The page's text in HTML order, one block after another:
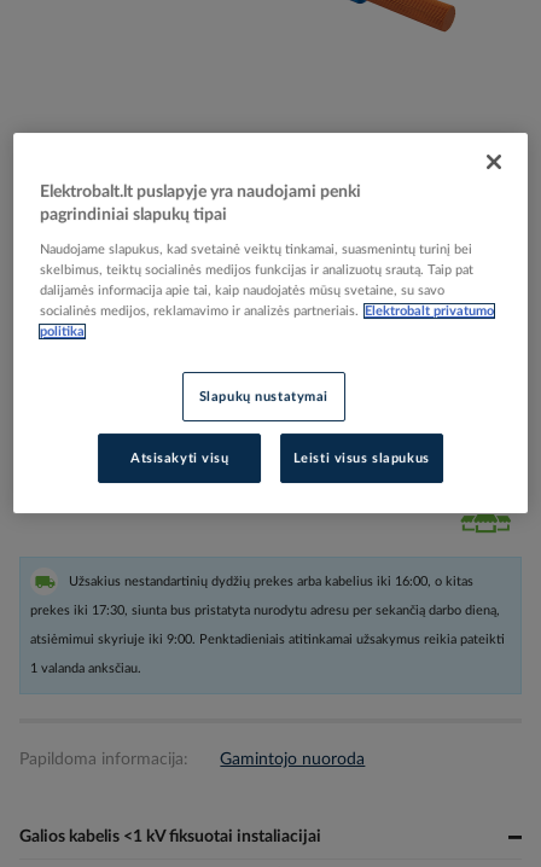
the
beginning
the
images
gallery
Laidas H07V-K 2.5mm2 450/750V mėlynas
RAL5015 Eca klasė [Ritė po 100m] - ELMAT
Elektrobalt prekės kodas
505449
Gamintojo prekės kodas
Įtraukti į palyginimą
Užsakius nestandartinių dydžių prekes arba kabelius iki 16:00, o kitas
prekes iki 17:30, siunta bus pristatyta nurodytu adresu per sekančią darbo dieną,
atsiėmimui skyriuje iki 9:00. Penktadieniais atitinkamai užsakymus reikia pateikti
1 valanda anksčiau.
Papildoma informacija: Gamintojo nuoroda
Galios kabelis <1 kV fiksuotai instaliacijai
Elektrobalt.lt puslapyje yra naudojami penki
pagrindiniai slapukų tipai
Naudojame slapukus, kad svetainė veiktų tinkamai, suasmenintų turinį bei
skelbimus, teiktų socialinės medijos funkcijas ir analizuotų srautą. Taip pat
dalijamės informacija apie tai, kaip naudojatės mūsų svetaine, su savo
socialinės medijos, reklamavimo ir analizės partneriais.
Elektrobalt privatumo
politika
Slapukų nustatymai
Atsisakyti visų Leisti visus slapukus